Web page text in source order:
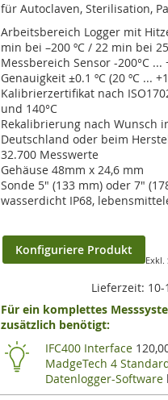
für Autoclaven, Sterilisation,
Arbeitsbereich Logger mit
min bei –200 ºC / 22 min bei
Messbereich Sensor -200°C ...
Genauigkeit ±0.1 ºC (20 ºC ...
Kalibrierzertifikat nach
und 140°C
Rekalibrierung nach Wunsch
Deutschland oder beim
32.700 Messwerte
Gehäuse 48mm x 24,6 mm
Sonde 5" (133 mm) oder 7"
wasserdicht IP68,
Konfiguriere Produkt
Lieferzeit: 10-
Für ein komplettes
zusätzlich benötigt:
IFC400 Interface
MadgeTech 4
Datenlogger-Software